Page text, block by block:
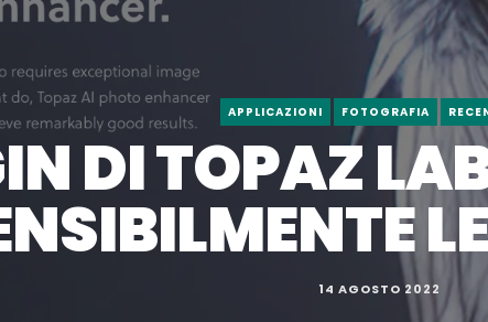
APPLICAZIONI FOTOGRAFIA
DI TOPAZ
14 AGOSTO 2022